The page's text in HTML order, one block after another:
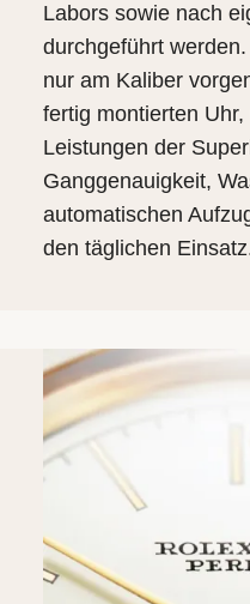
Labors sowie nach
durchgeführt
nur am Kaliber
fertig montierten
Leistungen der
Ganggenauigkeit,
automatischen
den täglichen